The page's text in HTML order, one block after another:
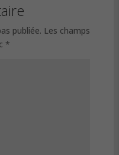
publiée. Les champs
*